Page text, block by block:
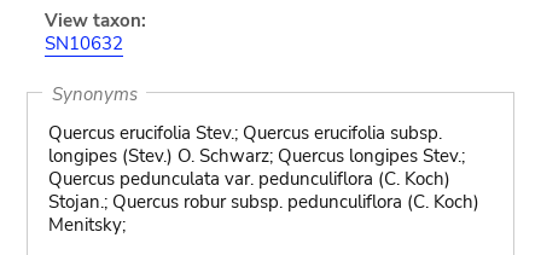
View taxon:
SN10632
Synonyms
Quercus erucifolia Stev.; Quercus erucifolia subsp.
longipes (Stev.) O. Schwarz; Quercus longipes Stev.;
Quercus pedunculata var. pedunculiflora (C. Koch)
Stojan.; Quercus robur subsp. pedunculiflora (C. Koch)
Menitsky;